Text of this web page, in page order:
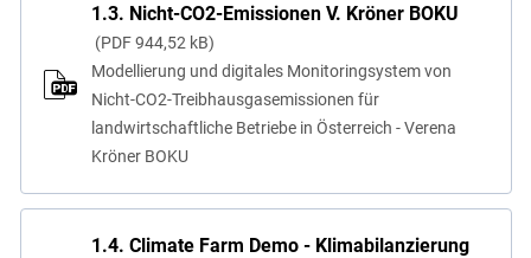
1.3. Nicht-CO2-Emissionen V. Kröner BOKU
PDF 944,52 kB
Modellierung und digitales Monitoringsystem von
Nicht-CO2-Treibhausgasemissionen für
landwirtschaftliche Betriebe in Österreich - Verena
Kröner BOKU
1.4. Climate Farm Demo - Klimabilanzierung